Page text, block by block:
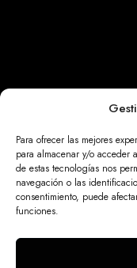
Para ofrecer las mejores
para almacenar y/o acceder
de estas tecnologías nos
navegación o las
consentimiento, puede
funciones.